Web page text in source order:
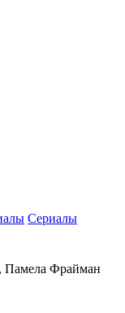
Сериалы
Памела Фрайман